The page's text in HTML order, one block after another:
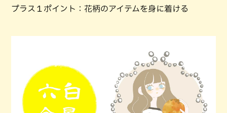
プラス１ポイント：花柄のアイテムを身に着ける